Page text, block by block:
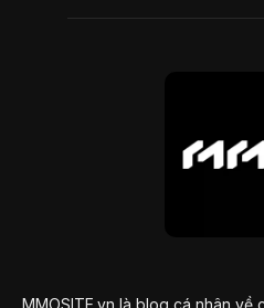
MMOSITE.vn là blog cá nhân